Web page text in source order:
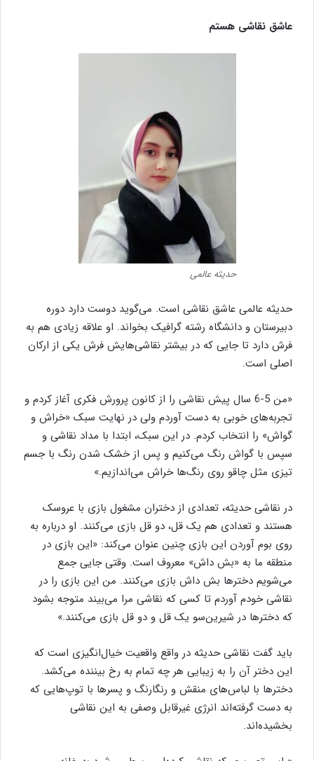
عاشق نقاشی هستم
حدیثه عالمی
حدیثه عالمی عاشق نقاشی است. می‌گوید دوست دارد دوره
دبیرستان و دانشگاه رشته گرافیک بخواند. او علاقه زیادی هم به
فرش دارد تا جایی که در بیشتر نقاشی‌هایش فرش یکی از ارکان
اصلی است.
«من 5-6 سال پیش نقاشی را از کانون پرورش فکری آغاز کردم و
تجربه‌های خوبی به دست آوردم ولی در نهایت سبک «خراش و
گواش» را انتخاب کردم. در این سبک، ابتدا با مداد نقاشی و
سپس با گواش رنگ می‌کنیم و پس از خشک شدن رنگ با جسم
تیزی مثل چاقو روی رنگ‌ها خراش می‌اندازیم.»
در نقاشی حدیثه، تعدادی از دختران مشغول بازی با عروسک
هستند و تعدادی هم یک قل، دو قل بازی می‌کنند. او درباره به
روی بوم آوردن این بازی چنین عنوان می‌کند: «این بازی در
منطقه ما به «بش داش» معروف است. وقتی جایی جمع
می‌شویم دخترها بش داش بازی می‌کنند. من این بازی را در
نقاشی خودم آوردم تا کسی که نقاشی مرا می‌بیند متوجه بشود
که دخترها در شیرین‌سو یک قل و دو قل بازی می‌کنند.»
باید گفت نقاشی حدیثه در واقع واقعیت خیال‌انگیزی است که
این دختر آن را به زیبایی هر چه تمام به رخ بیننده می‌کشد.
دخترها با لباس‌های منقش و رنگارنگ و پسرها با توپ‌هایی که
به دست گرفته‌اند انرژی غیرقابل وصفی به این نقاشی
بخشیده‌اند.